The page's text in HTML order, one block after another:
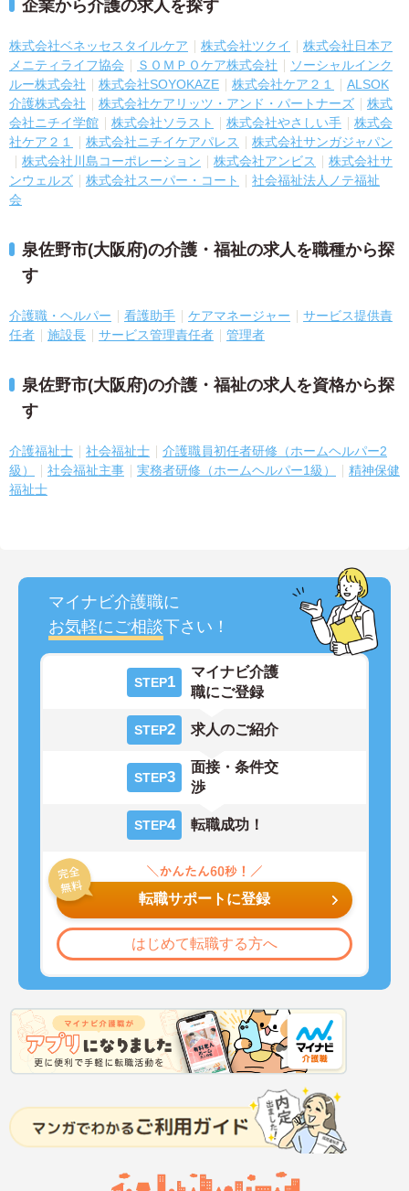
企業から介護の求人を探す
株式会社ベネッセスタイルケア 株式会社ツクイ
株式会社日本ア
メニティライフ協会
ＳＯＭＰＯケア株式会社
ソーシャルインク
ルー株式会社
株式会社SOYOKAZE 株式会社ケア２１
ALSOK
介護株式会社
株式会社ケアリッツ・アンド・パートナーズ
株式
会社ニチイ学館
株式会社ソラスト 株式会社やさしい手
株式会
社ケア２１
株式会社ニチイケアパレス
株式会社サンガジャパン
株式会社川島コーポレーション
株式会社アンビス
株式会社サ
ンウェルズ
株式会社スーパー・コート
社会福祉法人ノテ福祉
会
泉佐野市(大阪府)の介護・福祉の求人を職種から探
す
介護職・ヘルパー 看護助手 ケアマネージャー
サービス提供責
任者
施設長 サービス管理責任者 管理者
泉佐野市(大阪府)の介護・福祉の求人を資格から探
す
介護福祉士 社会福祉士
介護職員初任者研修（ホームヘルパー2
級）
社会福祉主事 実務者研修（ホームヘルパー1級）
精神保健
福祉士
マイナビ介護職に
お気軽にご相談下さい！
STEP1
マイナビ介護
職にご登録
STEP2 求人のご紹介
STEP3
面接・条件交
渉
STEP4 転職成功！
転職サポートに登録
はじめて転職する方へ